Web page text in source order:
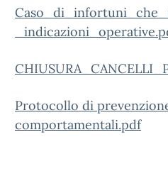
Protocollo di
comportamentali.pdf